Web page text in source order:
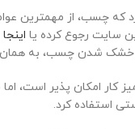
چسب، از مهمترین
سایت رجوع کرده یا اینجا
از خشک شدن چسب، به همان
امکان پذیر است، اما
استفاده کرد.